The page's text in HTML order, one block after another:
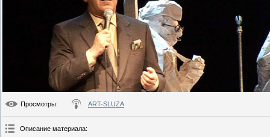
Просмотры: ART-SLUZA
Описание материала: